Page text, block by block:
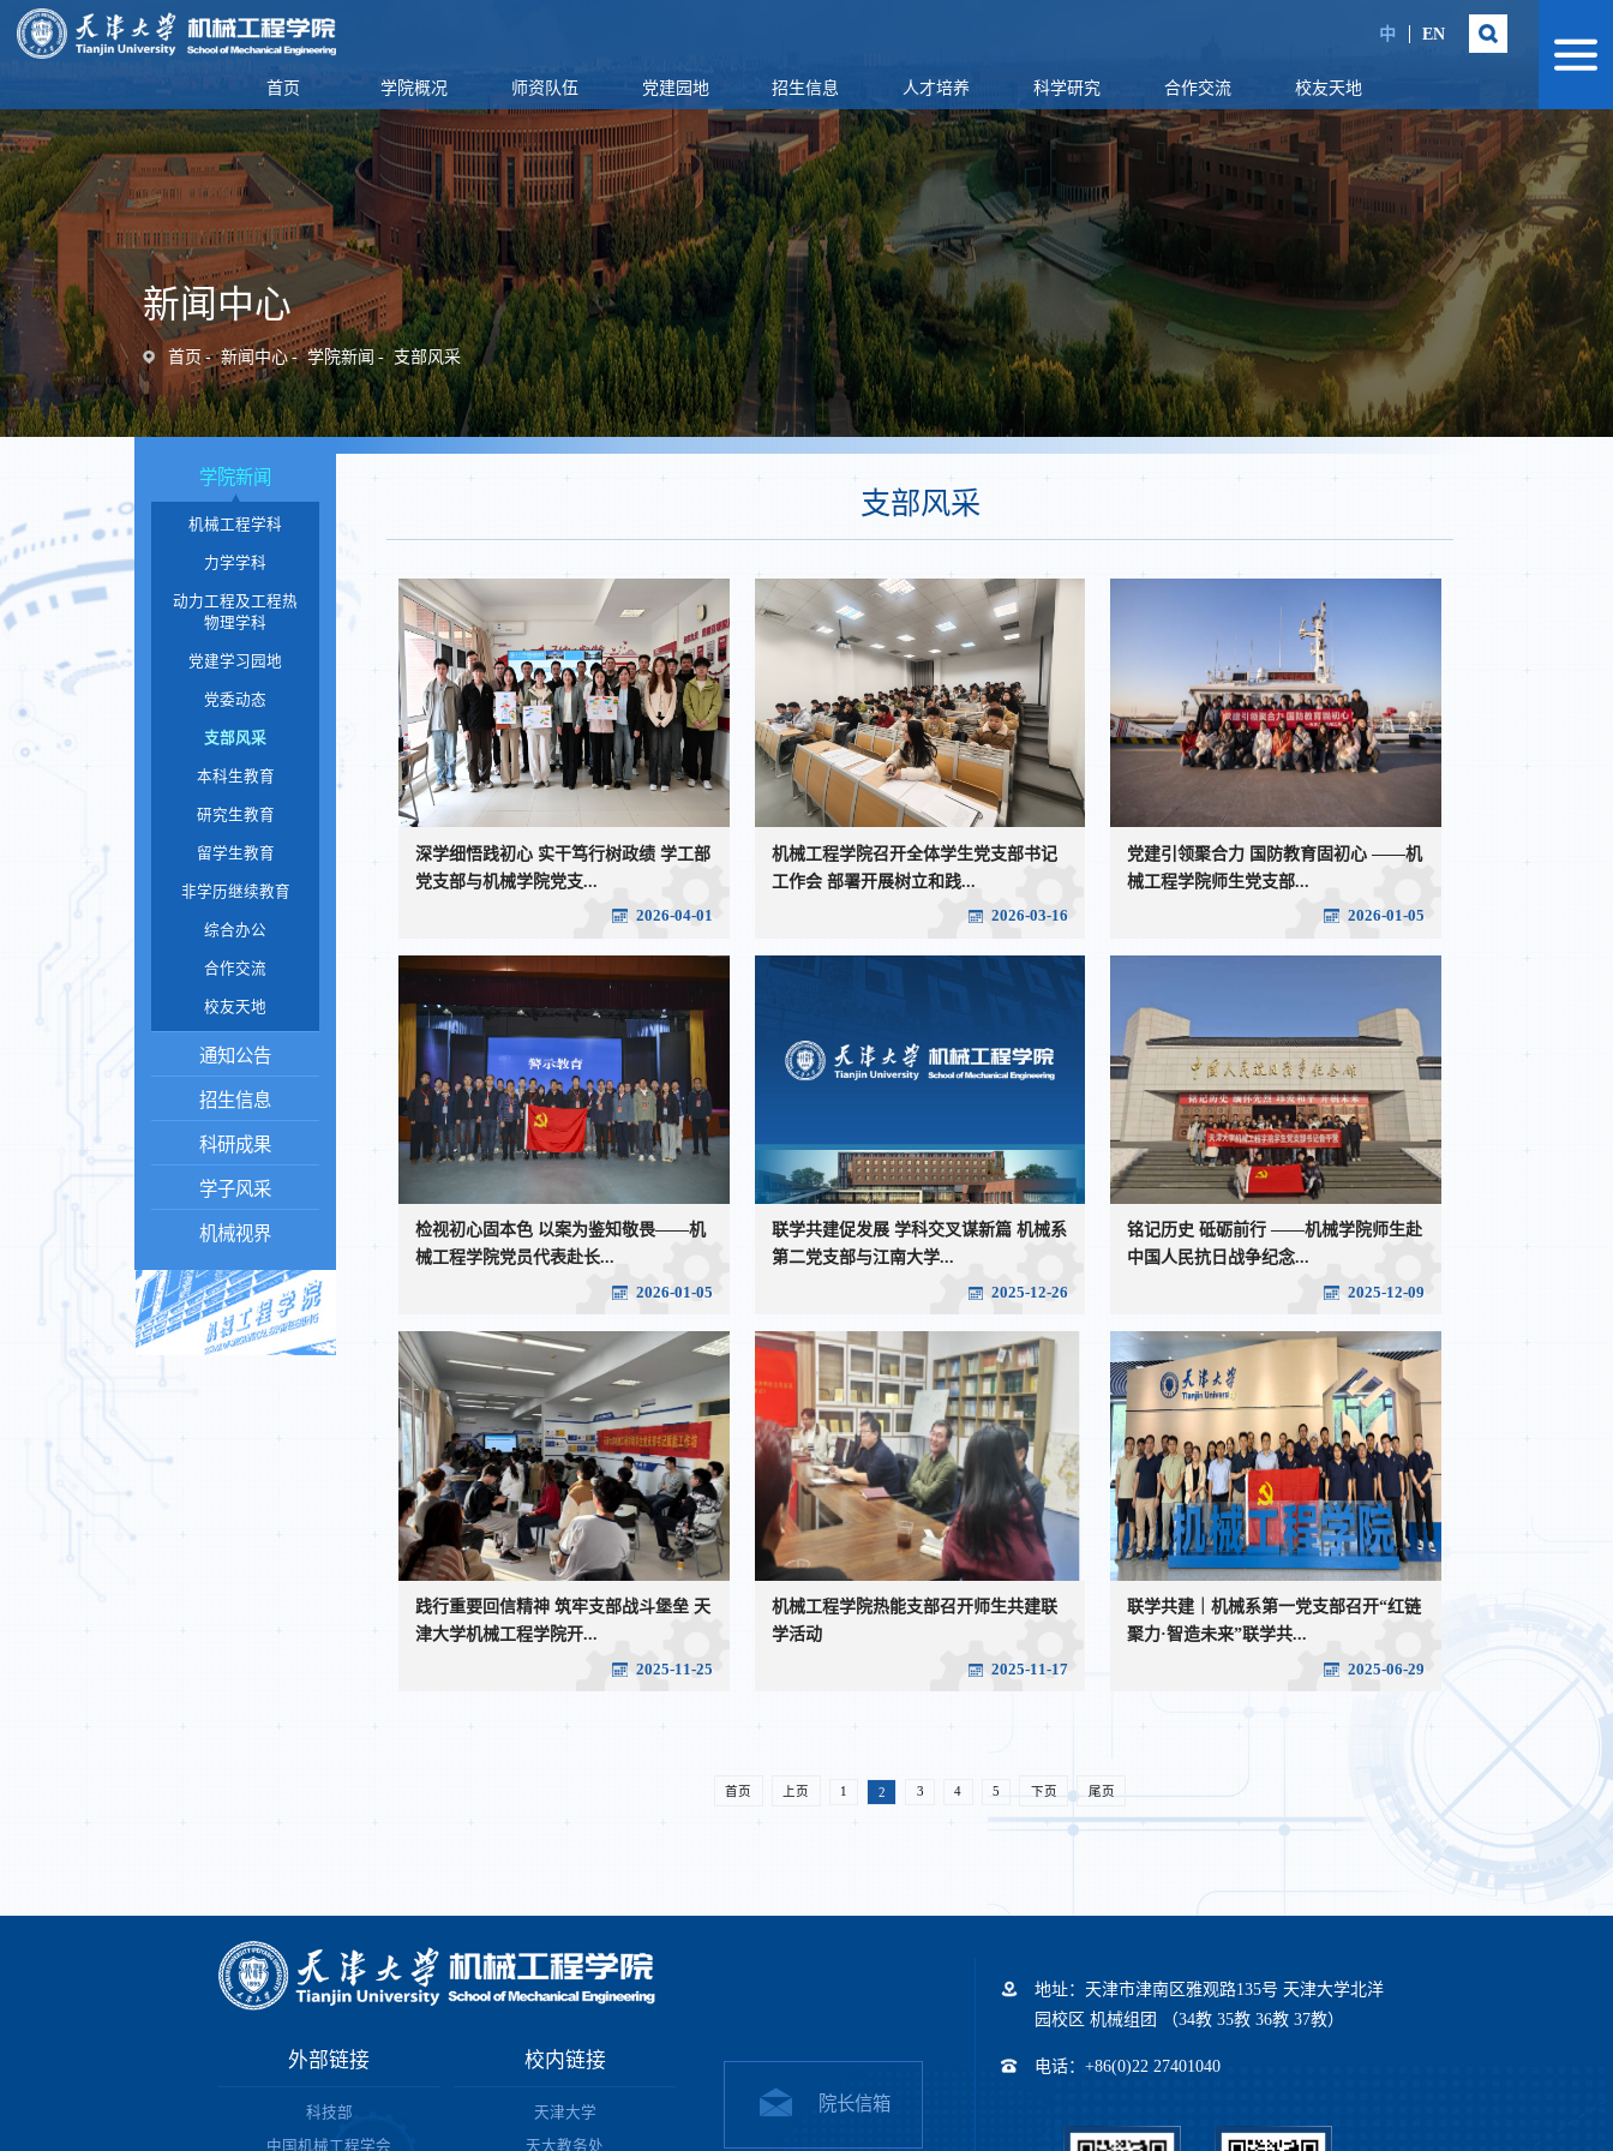
中 EN
首页 学院概况 师资队伍 党建园地 招生信息 人才培养 科学研究 合作交流 校友天地
新闻中心
首页 新闻中心 学院新闻 支部风采
支部风采
深学细悟践初心 实干笃行树政绩 学工部
党支部与机械学院党支...
2026-04-01
机械工程学院召开全体学生党支部书记
工作会 部署开展树立和践...
2026-03-16
党建引领聚合力 国防教育固初心 ——机
械工程学院师生党支部...
2026-01-05
检视初心固本色 以案为鉴知敬畏——机
械工程学院党员代表赴长...
2026-01-05
联学共建促发展 学科交叉谋新篇 机械系
第二党支部与江南大学...
2025-12-26
铭记历史 砥砺前行 ——机械学院师生赴
中国人民抗日战争纪念...
2025-12-09
践行重要回信精神 筑牢支部战斗堡垒 天
津大学机械工程学院开...
2025-11-25
机械工程学院热能支部召开师生共建联
学活动
2025-11-17
联学共建｜机械系第一党支部召开“红链
聚力·智造未来”联学共...
2025-06-29
首页 上页 1 2 3 4 5 下页 尾页
学院新闻
机械工程学科
力学学科
动力工程及工程热
物理学科
党建学习园地
党委动态
支部风采
本科生教育
研究生教育
留学生教育
非学历继续教育
综合办公
合作交流
校友天地
通知公告
招生信息
科研成果
学子风采
机械视界
外部链接
科技部
中国机械工程学会
校内链接
天津大学
天大教务处
院长信箱
地址：天津市津南区雅观路135号 天津大学北洋
园校区 机械组团 （34教 35教 36教 37教）
电话：+86(0)22 27401040